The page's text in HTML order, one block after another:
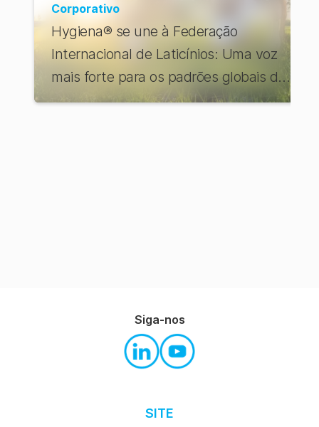
Corporativo
Hygiena® se une à Federação
Internacional de Laticínios: Uma voz
mais forte para os padrões globais de
laticínios
SITE
Siga-nos